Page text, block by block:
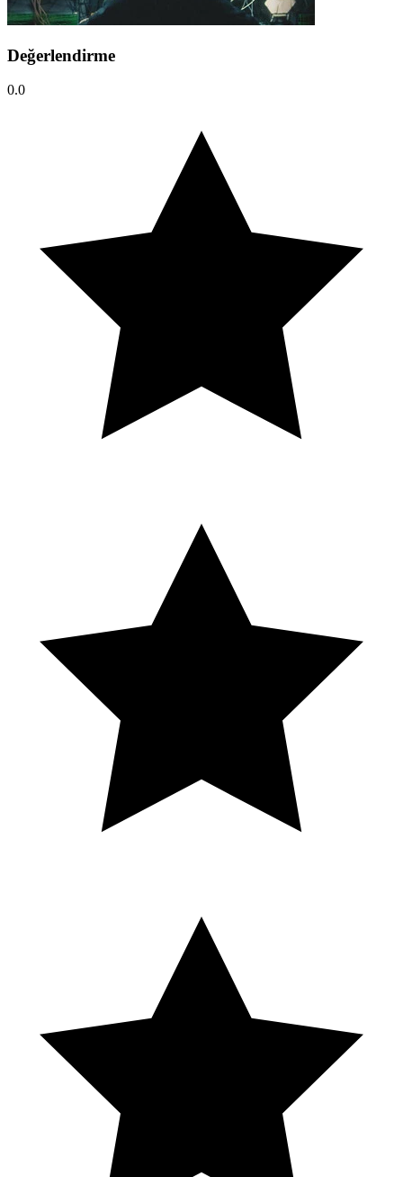
Değerlendirme
0.0